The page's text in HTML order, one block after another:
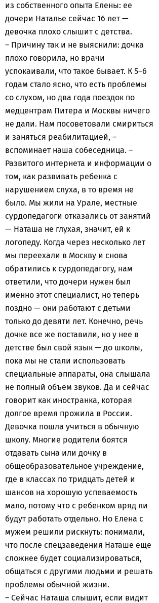
из собственного опыта Елены: ее
дочери Наталье сейчас 16 лет —
девочка плохо слышит с детства.
– Причину так и не выяснили: дочка
плохо говорила, но врачи
успокаивали, что такое бывает. К 5–6
годам стало ясно, что есть проблемы
со слухом, но два года поездок по
медцентрам Питера и Москвы ничего
не дали. Нам посоветовали смириться
и заняться реабилитацией, –
вспоминает наша собеседница. –
Развитого интернета и информации о
том, как развивать ребенка с
нарушением слуха, в то время не
было. Мы жили на Урале, местные
сурдопедагоги отказались от занятий
— Наташа не глухая, значит, ей к
логопеду. Когда через несколько лет
мы переехали в Москву и снова
обратились к сурдопедагогу, нам
ответили, что дочери нужен был
именно этот специалист, но теперь
поздно — они работают с детьми
только до девяти лет. Конечно, речь
дочке все же поставили, но у нее в
детстве был свой язык — до школы,
пока мы не стали использовать
специальные аппараты, она слышала
не полный объем звуков. Да и сейчас
говорит как иностранка, которая
долгое время прожила в России.
Девочка пошла учиться в обычную
школу. Многие родители боятся
отдавать сына или дочку в
общеобразовательное учреждение,
где в классах по тридцать детей и
шансов на хорошую успеваемость
мало, потому что с ребенком вряд ли
будут работать отдельно. Но Елена с
мужем решили рискнуть: понимали,
что после спецзаведения Наташе еще
сложнее будет социализироваться,
общаться с другими людьми и решать
проблемы обычной жизни.
– Сейчас Наташа слышит, если видит